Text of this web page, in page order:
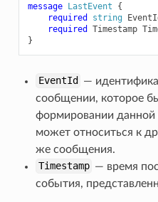
message LastEvent
{
required
string
required
Timestamp
}
EventId
—
сообщении, которое
формировании данной
может относиться к
же сообщения.
Timestamp — время
события,